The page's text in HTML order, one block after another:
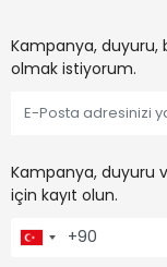
Kampanya,
olmak istiyorum.
Kampanya, duyuru
için kayıt olun.